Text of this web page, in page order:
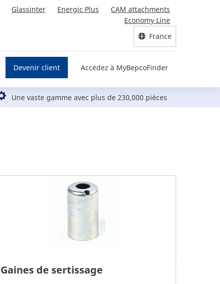
Glassinter Energic Plus
CAM attachments
Economy Line
France
Devenir client Accédez à MyBepcoFinder
Une vaste gamme avec plus de 230,000 pièces
Gaines de sertissage